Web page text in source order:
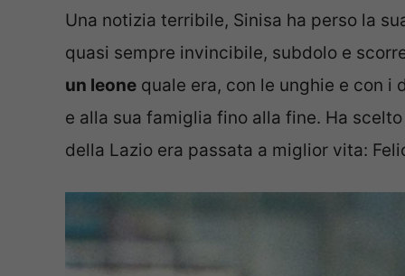
Una notizia terribile, Sinisa ha perso la
quasi sempre invincibile, subdolo e
un leone quale era, con le unghie e con
e alla sua famiglia fino alla fine. Ha
della Lazio era passata a miglior vita: